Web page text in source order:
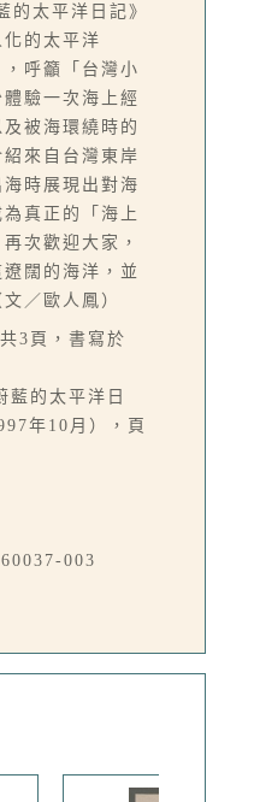
的太平洋日記》
的太平洋
，呼籲「台灣小
驗一次海上經
被海環繞時的
來自台灣東岸
時展現出對海
真正的「海上
次歡迎大家，
闊的海洋，並
／歐人鳳）
3頁，書寫於
藍的太平洋日
年10月），頁
003